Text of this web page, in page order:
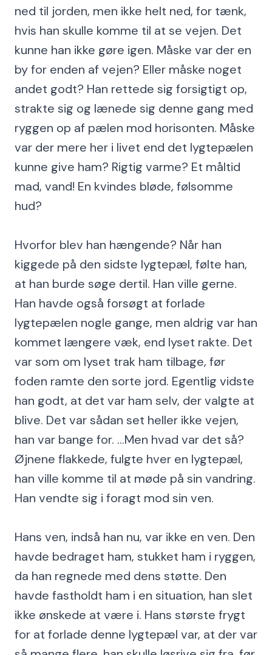
ned til jorden, men ikke helt ned, for tænk,
hvis han skulle komme til at se vejen. Det
kunne han ikke gøre igen. Måske var der en
by for enden af vejen? Eller måske noget
andet godt? Han rettede sig forsigtigt op,
strakte sig og lænede sig denne gang med
ryggen op af pælen mod horisonten. Måske
var der mere her i livet end det lygtepælen
kunne give ham? Rigtig varme? Et måltid
mad, vand! En kvindes bløde, følsomme
hud?
Hvorfor blev han hængende? Når han
kiggede på den sidste lygtepæl, følte han,
at han burde søge dertil. Han ville gerne.
Han havde også forsøgt at forlade
lygtepælen nogle gange, men aldrig var han
kommet længere væk, end lyset rakte. Det
var som om lyset trak ham tilbage, før
foden ramte den sorte jord. Egentlig vidste
han godt, at det var ham selv, der valgte at
blive. Det var sådan set heller ikke vejen,
han var bange for. ...Men hvad var det så?
Øjnene flakkede, fulgte hver en lygtepæl,
han ville komme til at møde på sin vandring.
Han vendte sig i foragt mod sin ven.
Hans ven, indså han nu, var ikke en ven. Den
havde bedraget ham, stukket ham i ryggen,
da han regnede med dens støtte. Den
havde fastholdt ham i en situation, han slet
ikke ønskede at være i. Hans største frygt
for at forlade denne lygtepæl var, at der var